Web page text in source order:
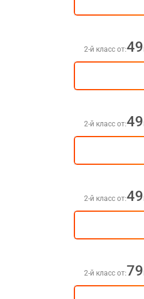
2-й класс от:49
2-й класс от:49
2-й класс от:49
2-й класс от:79